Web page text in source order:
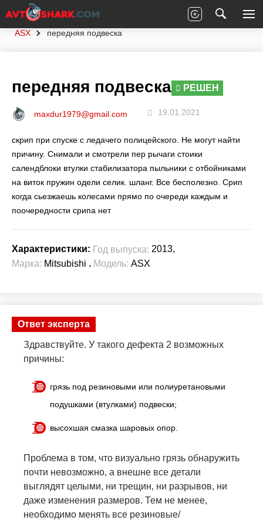
Главная Вопросы экспертам
Mitsubishi
ASX
передняя подвеска
передняя подвеска РЕШЕН
maxdur1979@gmail.com 19.01.2021
скрип при спуске с ледачего полицейского. Не могут найти
причину. Снимали и смотрели пер рычаги стоики
салендблоки втулки стабилизатора пыльники с отбойниками
на виток пружин одели селик. шланг. Все бесполезно. Срип
когда сьезжаешь колесами прямо по очереди каждым и
поочередности срипа нет
Характеристики: Год выпуска: 2013,
Марка: Mitsubishi , Модель: ASX
Ответ эксперта
Здравствуйте. У такого дефекта 2 возможных
причины:
грязь под резиновыми или полиуретановыми
подушками (втулками) подвески;
высохшая смазка шаровых опор.
Проблема в том, что визуально грязь обнаружить
почти невозможно, а внешне все детали
выглядят целыми, ни трещин, ни разрывов, ни
даже изменения размеров. Тем не менее,
необходимо менять все резиновые/